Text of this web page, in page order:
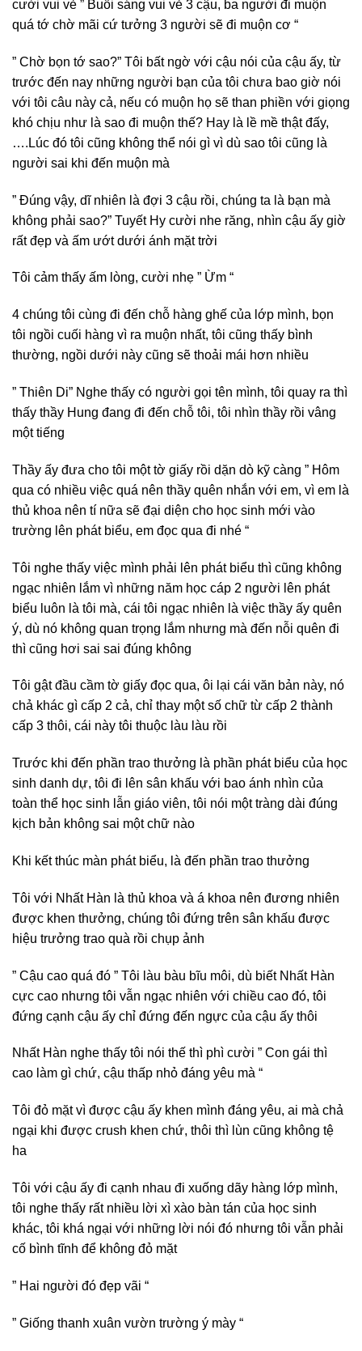
cười vui vẻ ” Buổi sáng vui vẻ 3 cậu, ba người đi muộn
quá tớ chờ mãi cứ tưởng 3 người sẽ đi muộn cơ “
” Chờ bọn tớ sao?” Tôi bất ngờ với cậu nói của cậu ấy, từ
trước đến nay những người bạn của tôi chưa bao giờ nói
với tôi câu này cả, nếu có muộn họ sẽ than phiền với giọng
khó chịu như là sao đi muộn thế? Hay là lề mề thật đấy,
….Lúc đó tôi cũng không thể nói gì vì dù sao tôi cũng là
người sai khi đến muộn mà
” Đúng vậy, dĩ nhiên là đợi 3 cậu rồi, chúng ta là bạn mà
không phải sao?” Tuyết Hy cười nhe răng, nhìn cậu ấy giờ
rất đẹp và ấm ướt dưới ánh mặt trời
Tôi cảm thấy ấm lòng, cười nhẹ ” Ừm “
4 chúng tôi cùng đi đến chỗ hàng ghế của lớp mình, bọn
tôi ngồi cuối hàng vì ra muộn nhất, tôi cũng thấy bình
thường, ngồi dưới này cũng sẽ thoải mái hơn nhiều
” Thiên Di” Nghe thấy có người gọi tên mình, tôi quay ra thì
thấy thầy Hung đang đi đến chỗ tôi, tôi nhìn thầy rồi vâng
một tiếng
Thầy ấy đưa cho tôi một tờ giấy rồi dặn dò kỹ càng ” Hôm
qua có nhiều việc quá nên thầy quên nhắn với em, vì em là
thủ khoa nên tí nữa sẽ đại diện cho học sinh mới vào
trường lên phát biểu, em đọc qua đi nhé “
Tôi nghe thấy việc mình phải lên phát biểu thì cũng không
ngạc nhiên lắm vì những năm học cáp 2 người lên phát
biểu luôn là tôi mà, cái tôi ngạc nhiên là việc thầy ấy quên
ý, dù nó không quan trọng lắm nhưng mà đến nỗi quên đi
thì cũng hơi sai sai đúng không
Tôi gật đầu cầm tờ giấy đọc qua, ôi lại cái văn bản này, nó
chả khác gì cấp 2 cả, chỉ thay một số chữ từ cấp 2 thành
cấp 3 thôi, cái này tôi thuộc làu làu rồi
Trước khi đến phần trao thưởng là phần phát biểu của học
sinh danh dự, tôi đi lên sân khấu với bao ánh nhìn của
toàn thể học sinh lẫn giáo viên, tôi nói một tràng dài đúng
kịch bản không sai một chữ nào
Khi kết thúc màn phát biểu, là đến phần trao thưởng
Tôi với Nhất Hàn là thủ khoa và á khoa nên đương nhiên
được khen thưởng, chúng tôi đứng trên sân khấu được
hiệu trưởng trao quà rồi chụp ảnh
” Cậu cao quá đó ” Tôi làu bàu bĩu môi, dù biết Nhất Hàn
cực cao nhưng tôi vẫn ngạc nhiên với chiều cao đó, tôi
đứng cạnh cậu ấy chỉ đứng đến ngực của cậu ấy thôi
Nhất Hàn nghe thấy tôi nói thế thì phì cười ” Con gái thì
cao làm gì chứ, cậu thấp nhỏ đáng yêu mà “
Tôi đỏ mặt vì được cậu ấy khen mình đáng yêu, ai mà chả
ngại khi được crush khen chứ, thôi thì lùn cũng không tệ
ha
Tôi với cậu ấy đi cạnh nhau đi xuống dãy hàng lớp mình,
tôi nghe thấy rất nhiều lời xì xào bàn tán của học sinh
khác, tôi khá ngại với những lời nói đó nhưng tôi vẫn phải
cố bình tĩnh để không đỏ mặt
” Hai người đó đẹp vãi “
” Giống thanh xuân vườn trường ý mày “